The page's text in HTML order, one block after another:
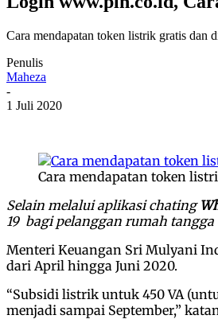
Cara mendapatan token listrik gratis dan
Penulis
Maheza
-
1 Juli 2020
Cara mendapatan token
Selain melalui aplikasi chating
19 bagi pelanggan rumah
Menteri Keuangan Sri Mulyani
dari April hingga Juni 2020.
“Subsidi listrik untuk 450 VA
menjadi sampai September,”